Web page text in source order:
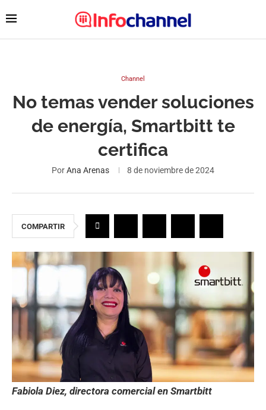
Channel
No temas vender soluciones
de energía, Smartbitt te
certifica
PorAna Arenas 8 de noviembre de 2024
COMPARTIR
Fabiola Diez, directora comercial en Smartbitt